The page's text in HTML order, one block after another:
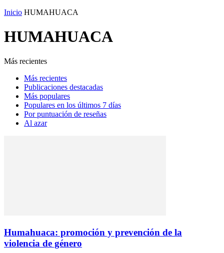
Inicio HUMAHUACA
HUMAHUACA
Más recientes
Más recientes
Publicaciones destacadas
Más populares
Populares en los últimos 7 días
Por puntuación de reseñas
Al azar
Humahuaca: promoción y prevención de la
violencia de género